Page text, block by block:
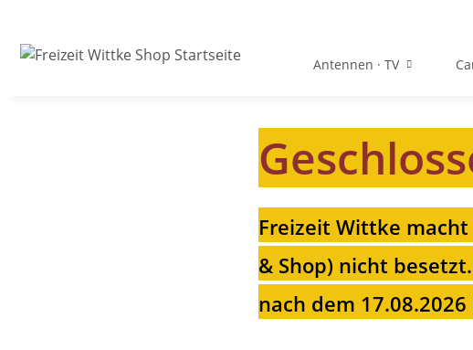
Antennen · TV
Freizeit Wittke
& Shop) nicht
nach dem